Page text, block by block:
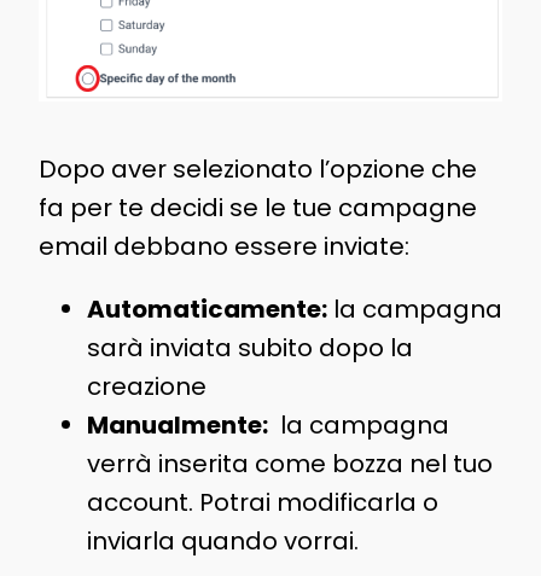
Dopo aver selezionato l’opzione che
fa per te decidi se le tue campagne
email debbano essere inviate:
Automaticamente:la campagna
sarà inviata subito dopo la
creazione
Manualmente:la campagna
verrà inserita come bozza nel tuo
account. Potrai modificarla o
inviarla quando vorrai.